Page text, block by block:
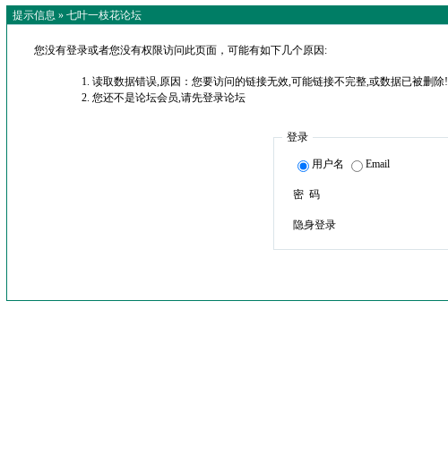
提示信息 » 七叶一枝花论坛
您没有登录或者您没有权限访问此页面，可能有如下几个原因:
读取数据错误,原因：您要访问的链接无效,可能链接不完整,或数据已被删除!
您还不是论坛会员,请先登录论坛
登录
用户名 Email
密 码
隐身登录